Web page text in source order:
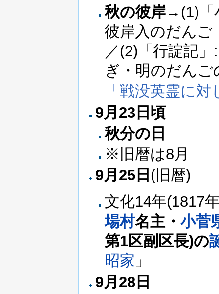
秋の彼岸→(1)「
彼岸入のだんご
／(2)「行諚記
ぎ・明のだんご
「戦没英霊に
9月23日頃
秋分の日
※旧暦は8月
9月25日 (旧暦)
文化14年(1817
場村名主・小菅
第1区副区長)の
昭家 」
9月28日